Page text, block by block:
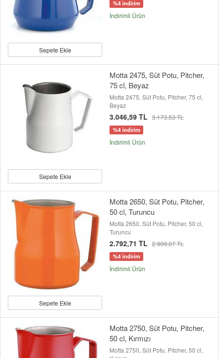
Sepete Ekle
%4 indirim
İndirimli Ürün
Sepete Ekle
Motta 2475, Süt Potu, Pitcher,
75 cl, Beyaz
Motta 2475, Süt Potu, Pitcher, 75 cl,
Beyaz
3.046,59 TL 3.173,53 TL
%4 indirim
İndirimli Ürün
Sepete Ekle
Motta 2650, Süt Potu, Pitcher,
50 cl, Turuncu
Motta 2650, Süt Potu, Pitcher, 50 cl,
Turuncu
2.792,71 TL 2.909,07 TL
%4 indirim
İndirimli Ürün
Motta 2750, Süt Potu, Pitcher,
50 cl, Kırmızı
Motta 2750, Süt Potu, Pitcher, 50 cl,